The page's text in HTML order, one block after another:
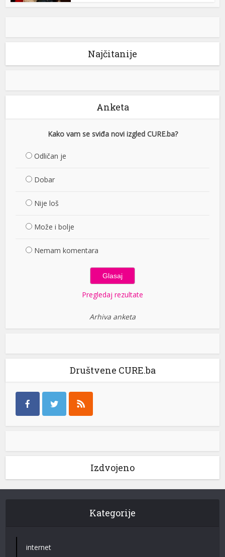
Najčitanije
Anketa
Kako vam se sviđa novi izgled CURE.ba?
Odličan je
Dobar
Nije loš
Može i bolje
Nemam komentara
Pregledaj rezultate
Arhiva anketa
Društvene CURE.ba
Izdvojeno
Kategorije
internet